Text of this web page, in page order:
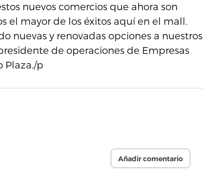
nuevos comercios que ahora son
el mayor de los éxitos aquí en el mall.
nuevas y renovadas opciones a nuestros
de operaciones de Empresas
Plaza./p
Añadir comentario